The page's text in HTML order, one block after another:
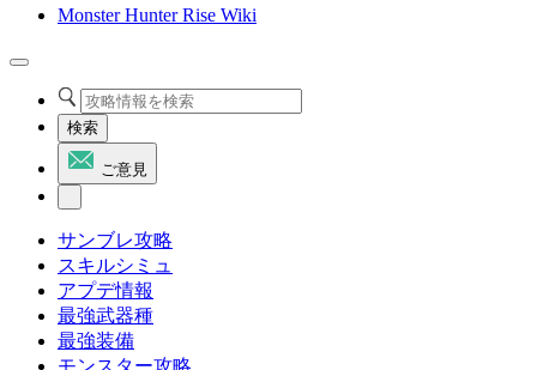
Monster Hunter Rise Wiki
検索
ご意見
サンブレ攻略
スキルシミュ
アプデ情報
最強武器種
最強装備
モンスター攻略